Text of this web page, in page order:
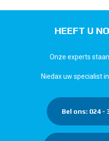
HEEFT U
Onze experts
Niedax uw specialist
Bel ons: 024 -